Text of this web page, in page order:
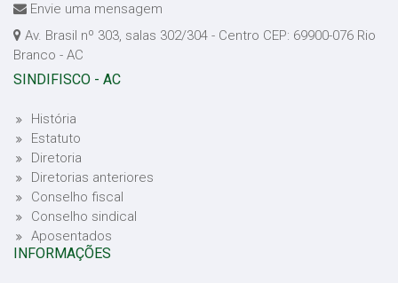
Envie uma mensagem
Av. Brasil nº 303, salas 302/304 - Centro CEP: 69900-076 Rio
Branco - AC
SINDIFISCO - AC
História
Estatuto
Diretoria
Diretorias anteriores
Conselho fiscal
Conselho sindical
Aposentados
INFORMAÇÕES